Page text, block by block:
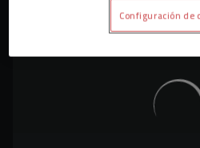
Configuración de